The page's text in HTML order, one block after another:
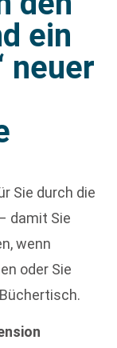
ein
neuer
Sie durch die
damit Sie
wenn
oder Sie